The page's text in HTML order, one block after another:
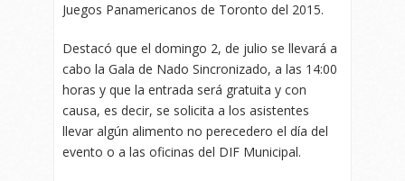
Juegos Panamericanos de Toronto del 2015.
Destacó que el domingo 2, de julio se llevará a
cabo la Gala de Nado Sincronizado, a las 14:00
horas y que la entrada será gratuita y con
causa, es decir, se solicita a los asistentes
llevar algún alimento no perecedero el día del
evento o a las oficinas del DIF Municipal.